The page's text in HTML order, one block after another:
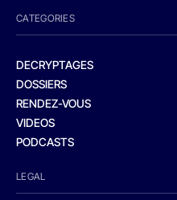
CATEGORIES
DECRYPTAGES
DOSSIERS
RENDEZ-VOUS
VIDEOS
PODCASTS
LEGAL